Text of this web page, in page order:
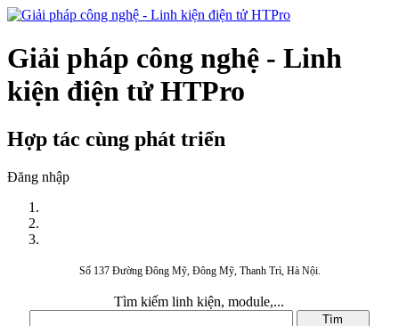
Giải pháp công nghệ - Linh
kiện điện tử HTPro
Hợp tác cùng phát triển
Đăng nhập
Số 137 Đường Đông Mỹ, Đông Mỹ, Thanh Trì, Hà Nội.
Tìm kiếm linh kiện, module,...